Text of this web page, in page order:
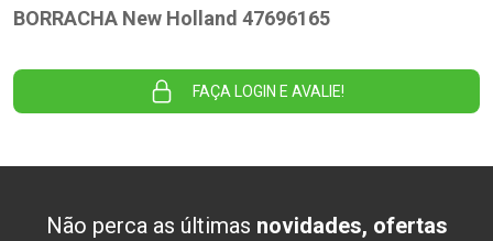
BORRACHA New Holland 47696165
FAÇA LOGIN E AVALIE!
Não perca as últimas novidades, ofertas